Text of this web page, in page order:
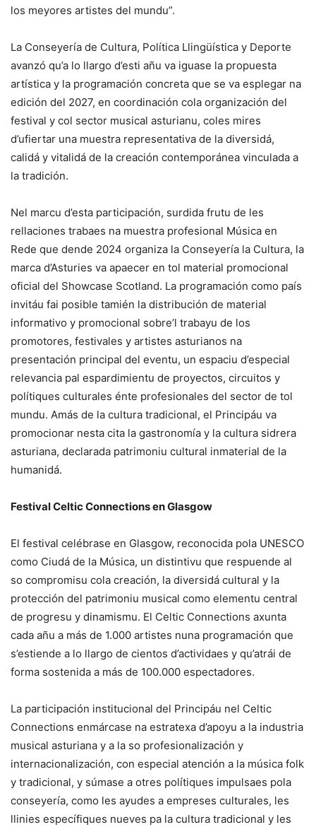
los meyores artistes del mundu”.
La Conseyería de Cultura, Política Llingüística y Deporte
avanzó qu’a lo llargo d’esti añu va iguase la propuesta
artística y la programación concreta que se va esplegar na
edición del 2027, en coordinación cola organización del
festival y col sector musical asturianu, coles mires
d’ufiertar una muestra representativa de la diversidá,
calidá y vitalidá de la creación contemporánea vinculada a
la tradición.
Nel marcu d’esta participación, surdida frutu de les
rellaciones trabaes na muestra profesional Música en
Rede que dende 2024 organiza la Conseyería la Cultura, la
marca d’Asturies va apaecer en tol material promocional
oficial del Showcase Scotland. La programación como país
invitáu fai posible tamién la distribución de material
informativo y promocional sobre’l trabayu de los
promotores, festivales y artistes asturianos na
presentación principal del eventu, un espaciu d’especial
relevancia pal espardimientu de proyectos, circuitos y
polítiques culturales énte profesionales del sector de tol
mundu. Amás de la cultura tradicional, el Principáu va
promocionar nesta cita la gastronomía y la cultura sidrera
asturiana, declarada patrimoniu cultural inmaterial de la
humanidá.
Festival Celtic Connections en Glasgow
El festival celébrase en Glasgow, reconocida pola UNESCO
como Ciudá de la Música, un distintivu que respuende al
so compromisu cola creación, la diversidá cultural y la
protección del patrimoniu musical como elementu central
de progresu y dinamismu. El Celtic Connections axunta
cada añu a más de 1.000 artistes nuna programación que
s’estiende a lo llargo de cientos d’actividaes y qu’atrái de
forma sostenida a más de 100.000 espectadores.
La participación institucional del Principáu nel Celtic
Connections enmárcase na estratexa d’apoyu a la industria
musical asturiana y a la so profesionalización y
internacionalización, con especial atención a la música folk
y tradicional, y súmase a otres polítiques impulsaes pola
conseyería, como les ayudes a empreses culturales, les
llinies específiques nueves pa la cultura tradicional y les